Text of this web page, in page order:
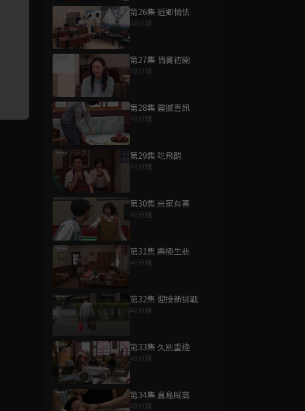
第26集 近鄉情怯
48分鐘
第27集 情竇初開
48分鐘
第28集 震撼喜訊
48分鐘
第29集 吃飛醋
48分鐘
第30集 米家有喜
48分鐘
第31集 樂極生悲
48分鐘
第32集 迎接新挑戰
48分鐘
第33集 久別重逢
48分鐘
第34集 直島賊窩
48分鐘